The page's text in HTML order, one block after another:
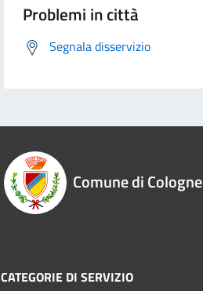
Problemi in città
Segnala disservizio
Comune di Cologne
CATEGORIE DI SERVIZIO